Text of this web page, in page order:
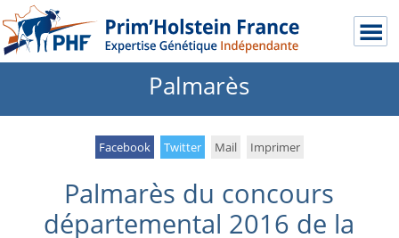
Palmarès
Facebook Twitter Mail Imprimer
Palmarès du concours
départemental 2016 de la